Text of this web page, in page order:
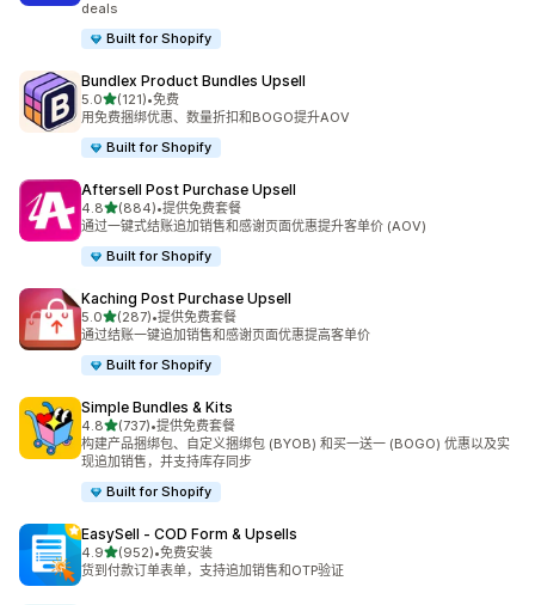
deals
Built for Shopify
Bundlex Product Bundles Upsell
5.0星（满分 5 星）
(121)
总共 121 条评论
•免费
用免费捆绑优惠、数量折扣和BOGO提升AOV
Built for Shopify
Aftersell Post Purchase Upsell
4.8星（满分 5 星）
(884)
总共 884 条评论
•提供免费套餐
通过一键式结账追加销售和感谢页面优惠提升客单价 (AOV)
Built for Shopify
Kaching Post Purchase Upsell
5.0星（满分 5 星）
(287)
总共 287 条评论
•提供免费套餐
通过结账一键追加销售和感谢页面优惠提高客单价
Built for Shopify
Simple Bundles & Kits
4.8星（满分 5 星）
(737)
总共 737 条评论
•提供免费套餐
构建产品捆绑包、自定义捆绑包 (BYOB) 和买一送一 (BOGO) 优惠以及实
现追加销售，并支持库存同步
Built for Shopify
EasySell ‑ COD Form & Upsells
4.9星（满分 5 星）
(952)
总共 952 条评论
•免费安装
货到付款订单表单，支持追加销售和OTP验证